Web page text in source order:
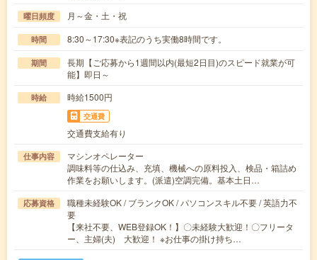
曜日頻度 月～金・土・祝
時間 8:30～17:30※表記のうち実働8時間です。
期間
長期【ご応募から1週間以内(最短2日目)のスピード就業が可
能】即日～
時給 時給1500円
交通費
交通費支給有り
仕事内容
マシンオペレーター
調味料等の仕込み、充填、機械への原料投入、検品・箱詰め
作業をお願いします。(派遣)空調完備。基本土日…
応募資格
職種未経験OK / ブランクOK / パソコンスキル不要 / 英語力不
要
【来社不要、WEB登録OK！】〇未経験大歓迎！〇フリータ
ー、主婦(夫) 大歓迎！ ※お仕事の掛け持ち…